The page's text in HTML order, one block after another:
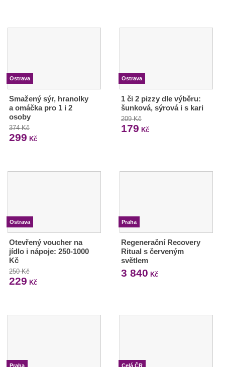
Ostrava
Smažený sýr, hranolky
a omáčka pro 1 i 2
osoby
374 Kč
299 Kč
Ostrava
1 či 2 pizzy dle výběru:
šunková, sýrová i s kari
209 Kč
179 Kč
Ostrava
Otevřený voucher na
jídlo i nápoje: 250-1000
Kč
250 Kč
229 Kč
Praha
Regenerační Recovery
Ritual s červeným
světlem
3 840 Kč
Praha Celá ČR